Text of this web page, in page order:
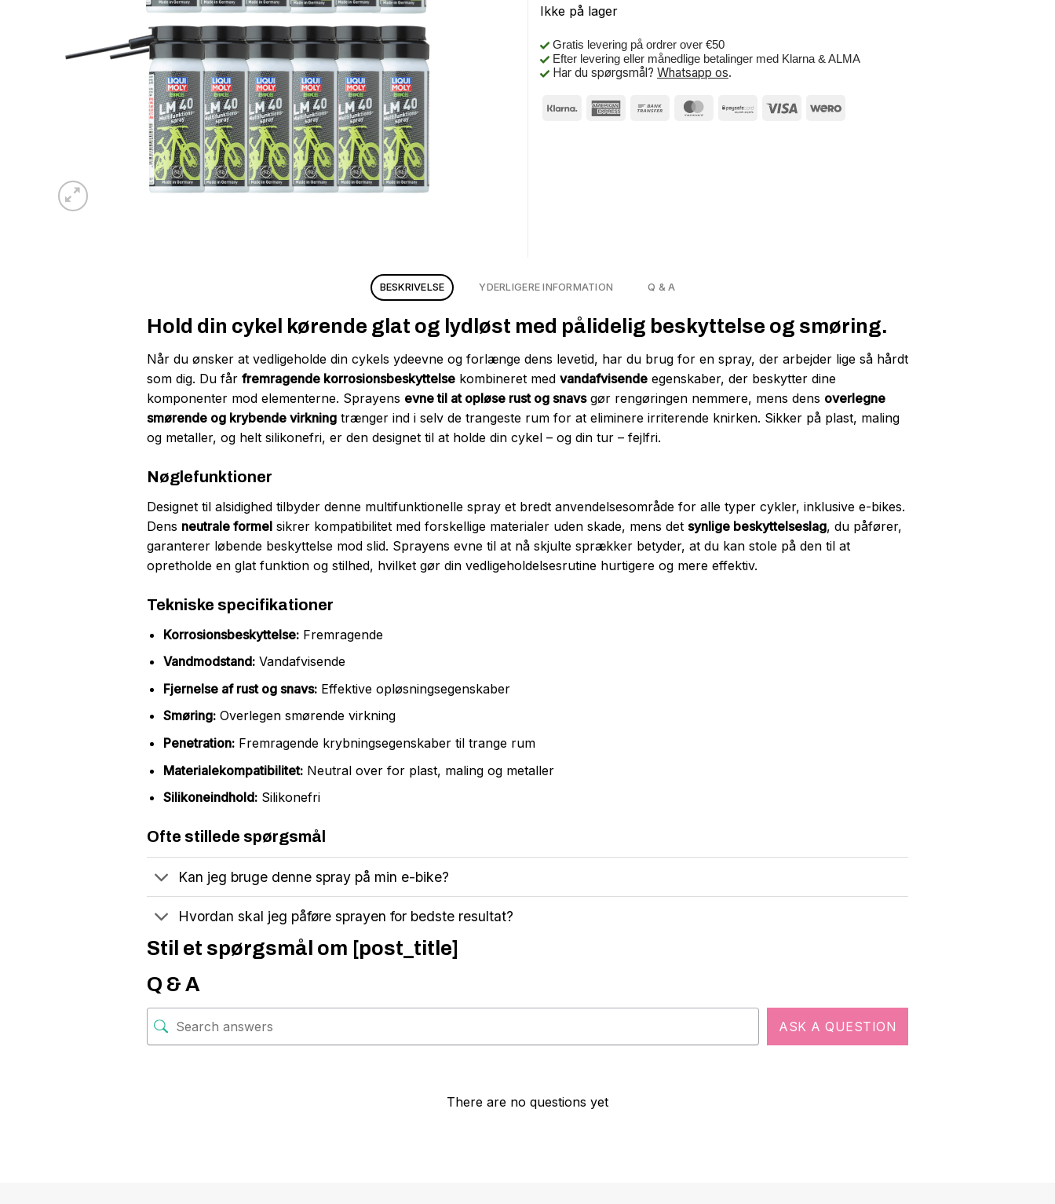
Ikke på lager
Gratis levering på ordrer over €50
Efter levering eller månedlige betalinger med Klarna & ALMA
Har du spørgsmål? Whatsapp os.
BESKRIVELSE YDERLIGERE INFORMATION Q & A
Hold din cykel kørende glat og lydløst med pålidelig beskyttelse og smøring.
Når du ønsker at vedligeholde din cykels ydeevne og forlænge dens levetid, har du brug for en spray, der arbejder lige så hårdt
som dig. Du får fremragende korrosionsbeskyttelse kombineret med vandafvisende egenskaber, der beskytter dine
komponenter mod elementerne. Sprayens evne til at opløse rust og snavsgør rengøringen nemmere, mens dens overlegne
smørende og krybende virkning trænger ind i selv de trangeste rum for at eliminere irriterende knirken. Sikker på plast, maling
og metaller, og helt silikonefri, er den designet til at holde din cykel – og din tur – fejlfri.
Nøglefunktioner
Designet til alsidighed tilbyder denne multifunktionelle spray et bredt anvendelsesområde for alle typer cykler, inklusive e-bikes.
Dens neutrale formel sikrer kompatibilitet med forskellige materialer uden skade, mens det synlige beskyttelseslag, du påfører,
garanterer løbende beskyttelse mod slid. Sprayens evne til at nå skjulte sprækker betyder, at du kan stole på den til at
opretholde en glat funktion og stilhed, hvilket gør din vedligeholdelsesrutine hurtigere og mere effektiv.
Tekniske specifikationer
Korrosionsbeskyttelse:Fremragende
Vandmodstand:Vandafvisende
Fjernelse af rust og snavs:Effektive opløsningsegenskaber
Smøring:Overlegen smørende virkning
Penetration:Fremragende krybningsegenskaber til trange rum
Materialekompatibilitet:Neutral over for plast, maling og metaller
Silikoneindhold:Silikonefri
Ofte stillede spørgsmål
Kan jeg bruge denne spray på min e-bike?
Hvordan skal jeg påføre sprayen for bedste resultat?
Stil et spørgsmål om [post_title]
Q & A
ASK A QUESTION
There are no questions yet